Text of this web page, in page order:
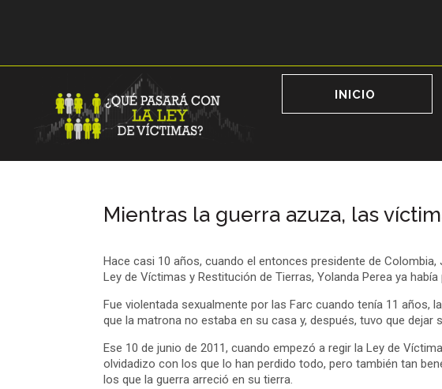
INICIO
Mientras la guerra azuza, las
Hace casi 10 años, cuando el entonces presidente de
Ley de Víctimas y Restitución de Tierras, Yolanda Perea ya
Fue violentada sexualmente por las Farc cuando tenía 11
que la matrona no estaba en su casa y, después, tuvo que
Ese 10 de junio de 2011, cuando empezó a regir la Ley de
olvidadizo con los que lo han perdido todo, pero también tan
los que la guerra arreció en su tierra.